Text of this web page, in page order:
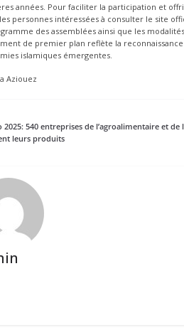
années. Pour faciliter la participation et
personnes intéressées à consulter le site
des assemblées ainsi que les
de premier plan reflète la
islamiques émergentes.
Aziouez
2025: 540 entreprises de l’agroalimentaire et de
leurs produits